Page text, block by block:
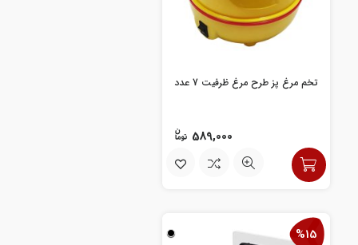
تخم مرغ پز طرح مرغ ظرفیت 7 عدد
589,000
%15